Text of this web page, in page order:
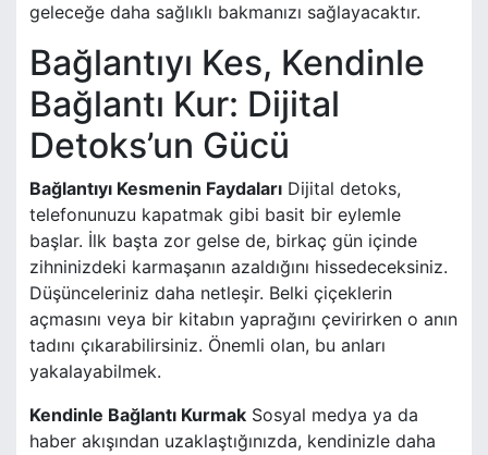
geleceğe daha sağlıklı bakmanızı sağlayacaktır.
Bağlantıyı Kes, Kendinle
Bağlantı Kur: Dijital
Detoks’un Gücü
Bağlantıyı Kesmenin Faydaları Dijital detoks,
telefonunuzu kapatmak gibi basit bir eylemle
başlar. İlk başta zor gelse de, birkaç gün içinde
zihninizdeki karmaşanın azaldığını hissedeceksiniz.
Düşünceleriniz daha netleşir. Belki çiçeklerin
açmasını veya bir kitabın yaprağını çevirirken o anın
tadını çıkarabilirsiniz. Önemli olan, bu anları
yakalayabilmek.
Kendinle Bağlantı Kurmak Sosyal medya ya da
haber akışından uzaklaştığınızda, kendinizle daha